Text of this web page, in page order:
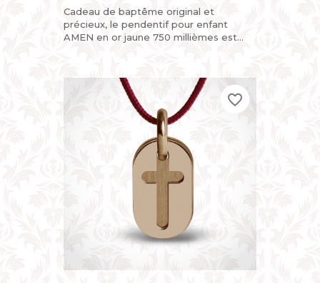
Cadeau de baptême original et
précieux, le pendentif pour enfant
AMEN en or jaune 750 millièmes est
mobiles,...
favorite_border
favorite_border
favorite_border